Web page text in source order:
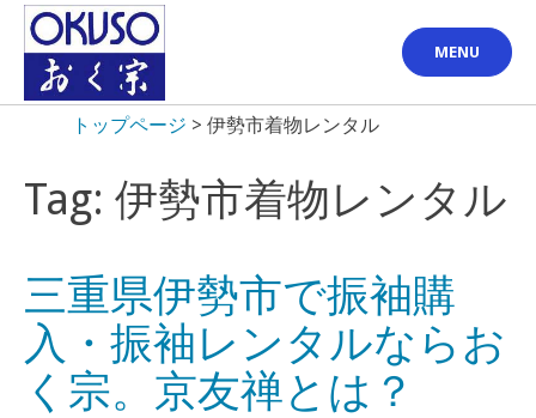
Skip
content
MENU
トップページ > 伊勢市着物レンタル
Tag: 伊勢市着物レンタル
三重県伊勢市で振袖購
入・振袖レンタルならお
く宗。京友禅とは？